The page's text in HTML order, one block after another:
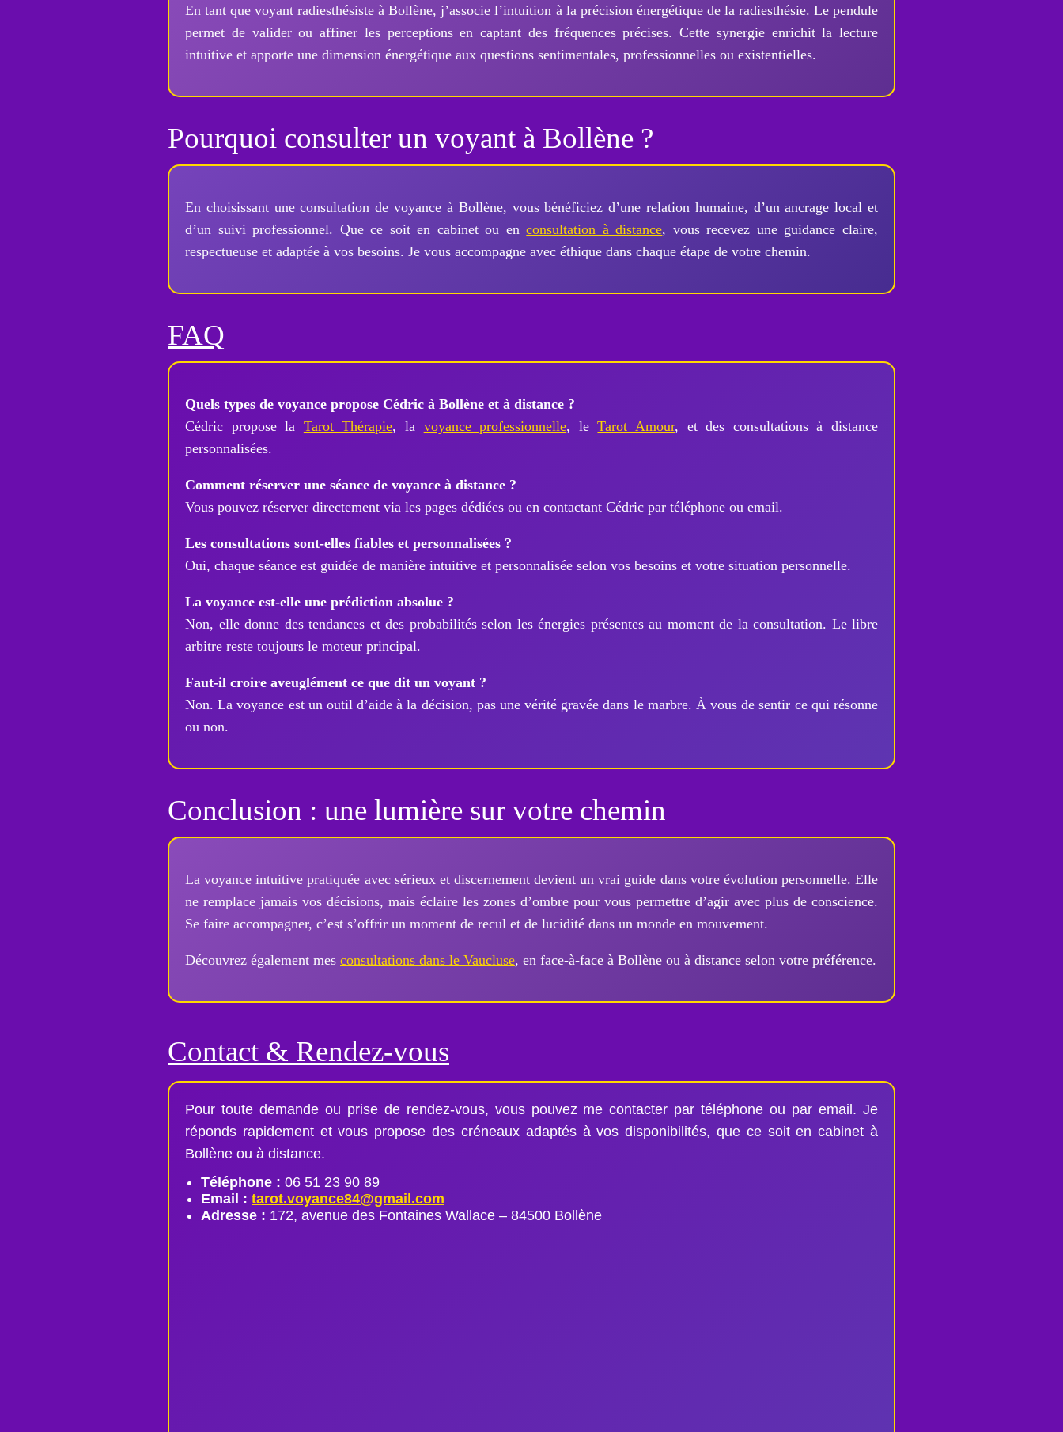
En tant que voyant radiesthésiste à Bollène, j’associe l’intuition à la précision énergétique de la radiesthésie. Le pendule
permet de valider ou affiner les perceptions en captant des fréquences précises. Cette synergie enrichit la lecture
intuitive et apporte une dimension énergétique aux questions sentimentales, professionnelles ou existentielles.
Pourquoi consulter un voyant à Bollène ?
En choisissant une consultation de voyance à Bollène, vous bénéficiez d’une relation humaine, d’un ancrage local et
d’un suivi professionnel. Que ce soit en cabinet ou enconsultation à distance, vous recevez une guidance claire,
respectueuse et adaptée à vos besoins. Je vous accompagne avec éthique dans chaque étape de votre chemin.
FAQ
Quels types de voyance propose Cédric à Bollène et à distance ?
Cédric propose la Tarot Thérapie, la voyance professionnelle, leTarot Amour, et des consultations à distance
personnalisées.
Comment réserver une séance de voyance à distance ?
Vous pouvez réserver directement via les pages dédiées ou en contactant Cédric par téléphone ou email.
Les consultations sont-elles fiables et personnalisées ?
Oui, chaque séance est guidée de manière intuitive et personnalisée selon vos besoins et votre situation personnelle.
La voyance est-elle une prédiction absolue ?
Non, elle donne des tendances et des probabilités selon les énergies présentes au moment de la consultation. Le libre
arbitre reste toujours le moteur principal.
Faut-il croire aveuglément ce que dit un voyant ?
Non. La voyance est un outil d’aide à la décision, pas une vérité gravée dans le marbre. À vous de sentir ce qui résonne
ou non.
Conclusion : une lumière sur votre chemin
La voyance intuitive pratiquée avec sérieux et discernement devient un vrai guide dans votre évolution personnelle. Elle
ne remplace jamais vos décisions, mais éclaire les zones d’ombre pour vous permettre d’agir avec plus de conscience.
Se faire accompagner, c’est s’offrir un moment de recul et de lucidité dans un monde en mouvement.
Découvrez également mes consultations dans le Vaucluse, en face-à-face à Bollène ou à distance selon votre préférence.
Contact & Rendez-vous
Pour toute demande ou prise de rendez-vous, vous pouvez me contacter par téléphone ou par email. Je
réponds rapidement et vous propose des créneaux adaptés à vos disponibilités, que ce soit en cabinet à
Bollène ou à distance.
Téléphone : 06 51 23 90 89
Email : tarot.voyance84@gmail.com
Adresse : 172, avenue des Fontaines Wallace – 84500 Bollène